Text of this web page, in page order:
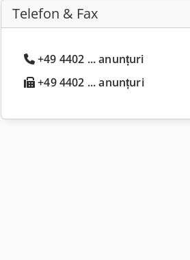
Telefon & Fax
+49 4402 ... anunțuri
+49 4402 ... anunțuri